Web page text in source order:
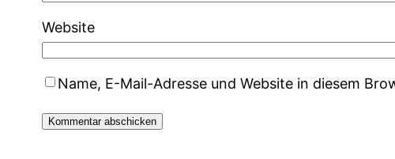
Website
Name, E-Mail-Adresse und Website in diesem